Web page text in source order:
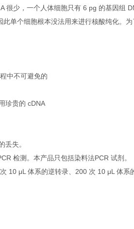
很少，一个人体细胞只有 6 pg 的基因组
单个细胞根本没法用来进行核酸纯化。
中不可避免的
珍贵的 cDNA
丢失。
检测。本产品只包括染料法PCR 试剂。
10 μL 体系的逆转录、200 次 10 μL 体系